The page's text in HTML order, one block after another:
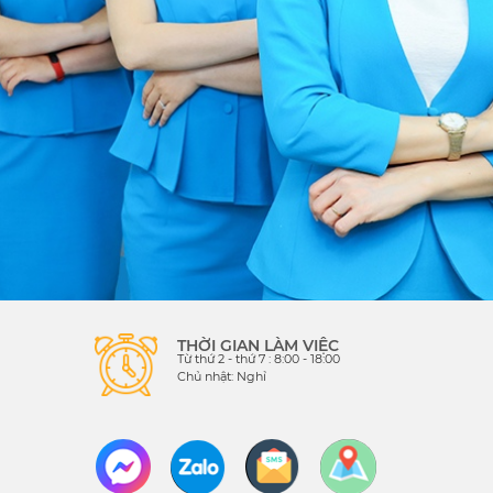
THỜI GIAN LÀM VIỆC
Từ thứ 2 - thứ 7 : 8:00 - 18:00
Chủ nhật: Nghỉ